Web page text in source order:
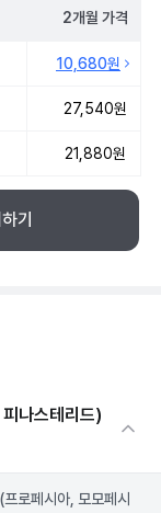
2개월 가격
10,680원
27,540원
21,880원
기
나스테리드)
로페시아, 모모페시